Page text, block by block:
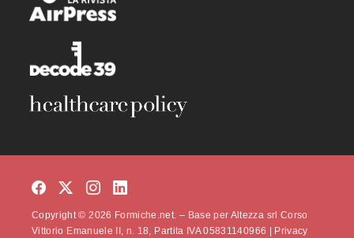
Copyright © 2026 Formiche.net. – Base per Altezza srl Corso
Vittorio Emanuele II, n. 18, Partita IVA 05831140966 |
Privacy